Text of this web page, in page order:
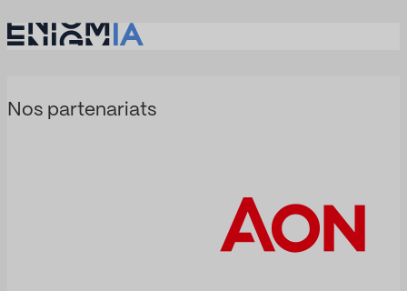
la vie des
patients. Mais
Nos partenariats